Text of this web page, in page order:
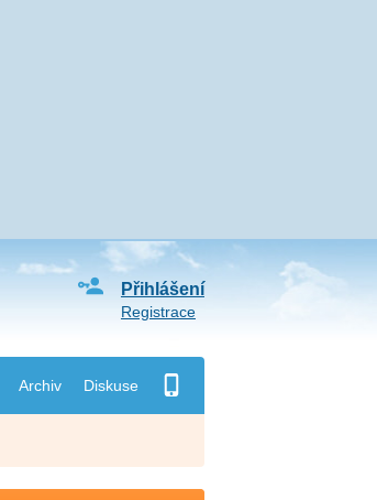
Archiv Diskuse
Přihlášení
Registrace